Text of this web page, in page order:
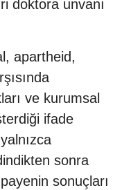
doktora unvanı
apartheid,
ve kurumsal
ifade
sonra
sonuçları